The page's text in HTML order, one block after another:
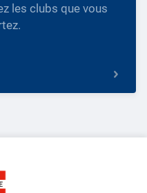
les clubs que vous